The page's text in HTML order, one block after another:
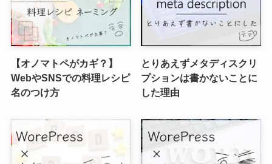
【オノマトペがカギ？】
WebやSNSでの料理レシピ
名のつけ方
とりあえずメタディスクリ
プションは書かないことに
した理由